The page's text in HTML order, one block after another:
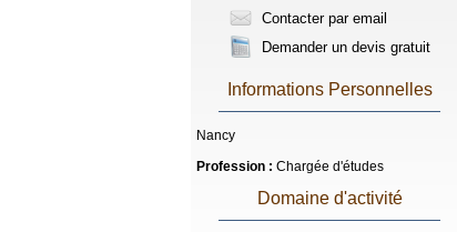
Contacter par email
Demander un devis gratuit
Informations Personnelles
Nancy
Profession : Chargée d'études
Domaine d'activité